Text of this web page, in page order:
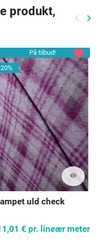
produkt,
keyboard_arrow_left keyboard_arrow_right
På tilbud!
visibility
favorite
uld check
€ pr. lineær meter